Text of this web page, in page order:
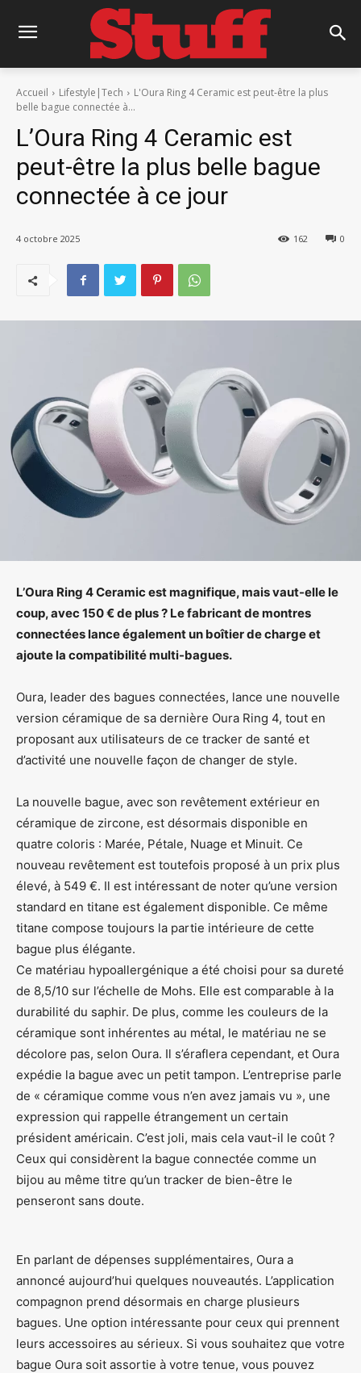
Accueil Lifestyle|Tech
L'Oura Ring 4 Ceramic est peut-être la plus
belle bague connectée à...
L’Oura Ring 4 Ceramic est
peut-être la plus belle bague
connectée à ce jour
4 octobre 2025 0
162
L’Oura Ring 4 Ceramic est magnifique, mais vaut-elle le
coup, avec 150 € de plus ? Le fabricant de montres
connectées lance également un boîtier de charge et
ajoute la compatibilité multi-bagues.
Oura, leader des bagues connectées, lance une nouvelle
version céramique de sa dernière Oura Ring 4, tout en
proposant aux utilisateurs de ce tracker de santé et
d’activité une nouvelle façon de changer de style.
La nouvelle bague, avec son revêtement extérieur en
céramique de zircone, est désormais disponible en
quatre coloris : Marée, Pétale, Nuage et Minuit. Ce
nouveau revêtement est toutefois proposé à un prix plus
élevé, à 549 €. Il est intéressant de noter qu’une version
standard en titane est également disponible. Ce même
titane compose toujours la partie intérieure de cette
bague plus élégante.
Ce matériau hypoallergénique a été choisi pour sa dureté
de 8,5/10 sur l’échelle de Mohs. Elle est comparable à la
durabilité du saphir. De plus, comme les couleurs de la
céramique sont inhérentes au métal, le matériau ne se
décolore pas, selon Oura. Il s’éraflera cependant, et Oura
expédie la bague avec un petit tampon. L’entreprise parle
de « céramique comme vous n’en avez jamais vu », une
expression qui rappelle étrangement un certain
président américain. C’est joli, mais cela vaut-il le coût ?
Ceux qui considèrent la bague connectée comme un
bijou au même titre qu’un tracker de bien-être le
penseront sans doute.
En parlant de dépenses supplémentaires, Oura a
annoncé aujourd’hui quelques nouveautés. L’application
compagnon prend désormais en charge plusieurs
bagues. Une option intéressante pour ceux qui prennent
leurs accessoires au sérieux. Si vous souhaitez que votre
bague Oura soit assortie à votre tenue, vous pouvez